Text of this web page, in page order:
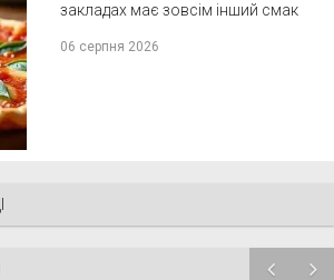
закладах має зовсім інший смак
06 серпня 2026